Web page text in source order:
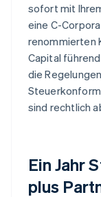
sofort mit
eine C-
renommierten
Capital
die
sind rechtlich
Ein Jahr
plus